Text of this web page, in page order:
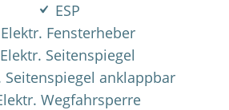
ESP
Elektr. Fensterheber
Elektr. Seitenspiegel
Seitenspiegel anklappbar
Wegfahrsperre